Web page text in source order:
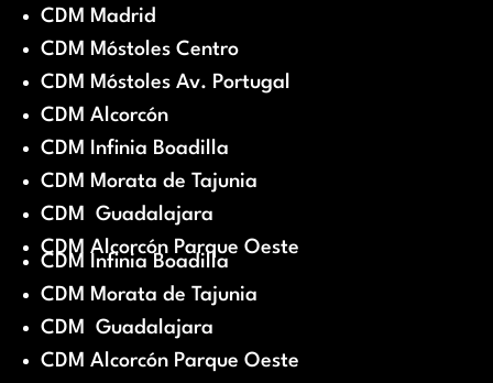
CDM Madrid
CDM Móstoles Centro
CDM Móstoles Av. Portugal
CDM Alcorcón
CDM Infinia Boadilla
CDM Morata de Tajunia
CDM Guadalajara
CDM Alcorcón Parque Oeste
CDM Infinia Boadilla
CDM Morata de Tajunia
CDM Guadalajara
CDM Alcorcón Parque Oeste